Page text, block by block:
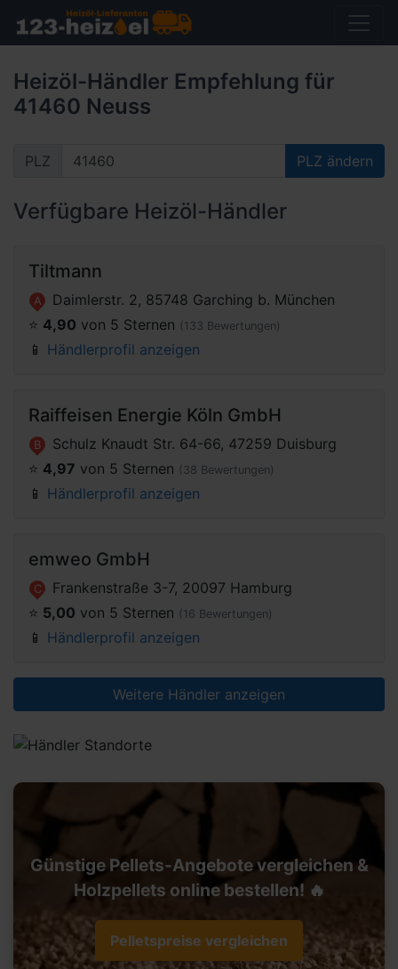
Heizöl-Händler Empfehlung für
41460 Neuss
PLZ PLZ ändern
Verfügbare Heizöl-Händler
Tiltmann
A
Daimlerstr. 2, 85748 Garching b. München
⭐️ 4,90 von 5 Sternen (133 Bewertungen)
📱 Händlerprofil anzeigen
Raiffeisen Energie Köln GmbH
B
Schulz Knaudt Str. 64-66, 47259 Duisburg
⭐️ 4,97 von 5 Sternen (38 Bewertungen)
📱 Händlerprofil anzeigen
emweo GmbH
C
Frankenstraße 3-7, 20097 Hamburg
⭐️ 5,00 von 5 Sternen (16 Bewertungen)
📱 Händlerprofil anzeigen
Weitere Händler anzeigen
Günstige Pellets-Angebote vergleichen &
Holzpellets online bestellen! 🔥
Pelletspreise vergleichen